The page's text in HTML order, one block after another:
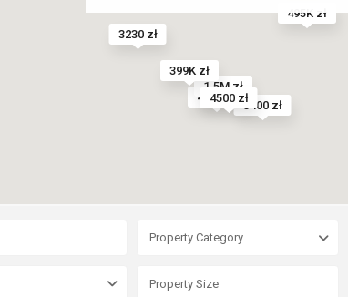
3230 zł
424K zł
3400 zł
495K zł
1.5M zł
399K zł
4500 zł
Property Category